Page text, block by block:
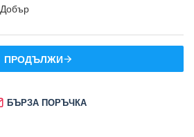
Добър
ПРОДЪЛЖИ
БЪРЗА ПОРЪЧКА